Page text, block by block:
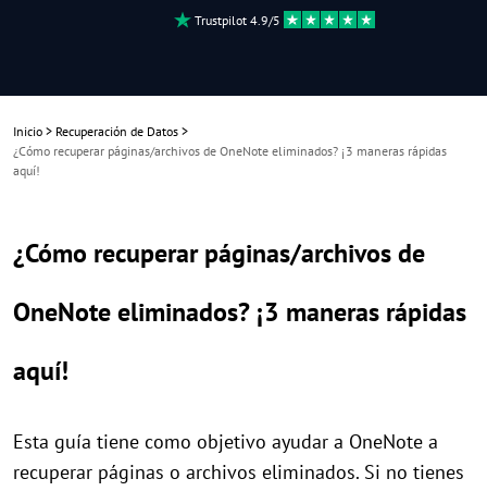
Trustpilot 4.9/5
Inicio > Recuperación de Datos >
¿Cómo recuperar páginas/archivos de OneNote eliminados? ¡3 maneras rápidas
aquí!
¿Cómo recuperar páginas/archivos de
OneNote eliminados? ¡3 maneras rápidas
aquí!
Esta guía tiene como objetivo ayudar a OneNote a
recuperar páginas o archivos eliminados. Si no tienes